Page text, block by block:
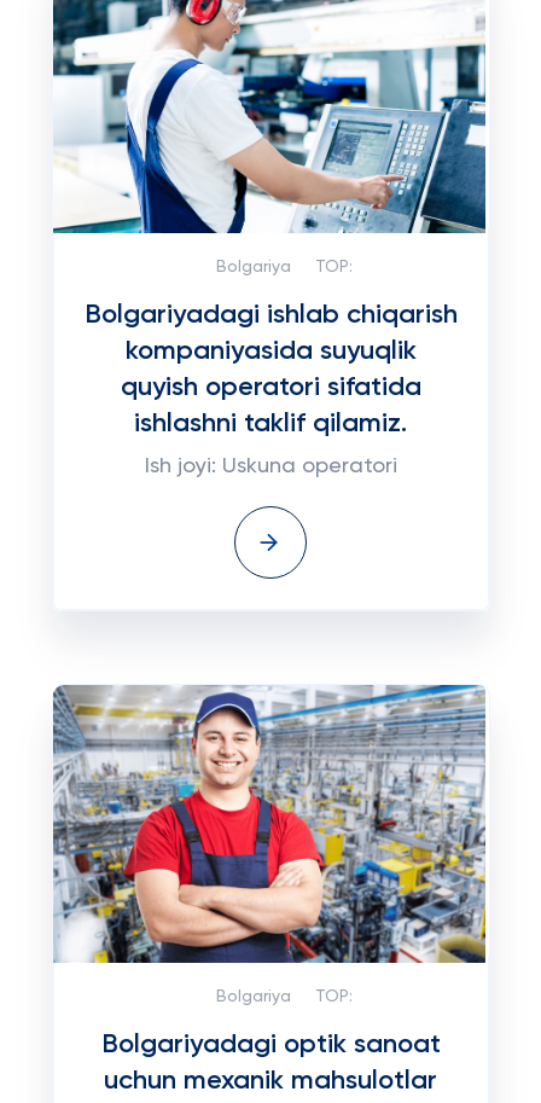
Bolgariya TOP:
Bolgariyadagi ishlab chiqarish
kompaniyasida suyuqlik
quyish operatori sifatida
ishlashni taklif qilamiz.
Ish joyi: Uskuna operatori
Bolgariya TOP:
Bolgariyadagi optik sanoat
uchun mexanik mahsulotlar